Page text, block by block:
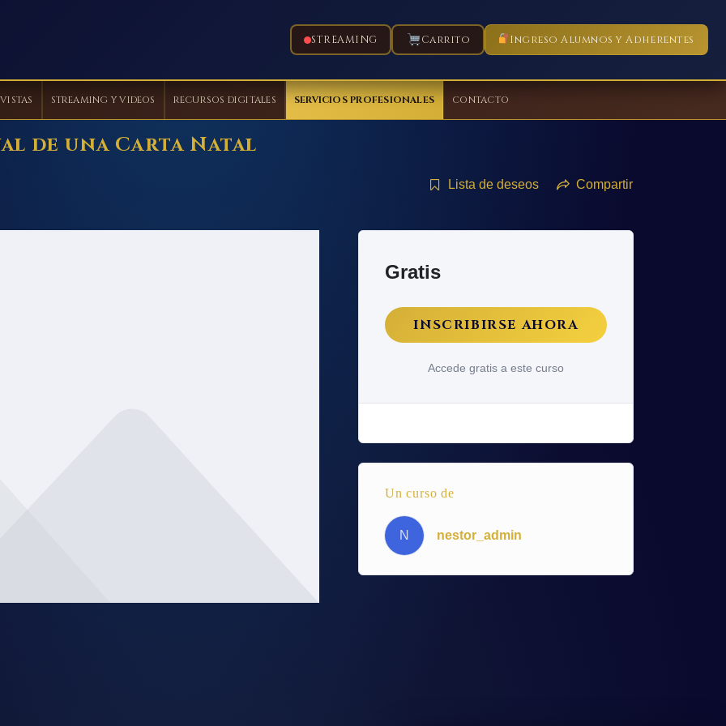
STREAMING Carrito Ingreso Alumnos y Adherentes
STREAMING Y VIDEOS RECURSOS DIGITALES SERVICIOS PROFESIONALES CONTACTO
de una Carta Natal
Lista de deseos Compartir
Gratis
INSCRIBIRSE AHORA
Accede gratis a este curso
Un curso de
N nestor_admin